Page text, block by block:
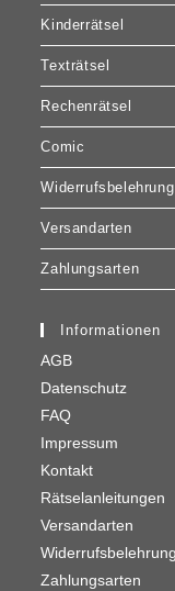
Kinderrätsel
Texträtsel
Rechenrätsel
Comic
Widerrufsbelehrung
Versandarten
Zahlungsarten
Informationen
AGB
Datenschutz
FAQ
Impressum
Kontakt
Rätselanleitungen
Versandarten
Widerrufsbelehrung
Zahlungsarten